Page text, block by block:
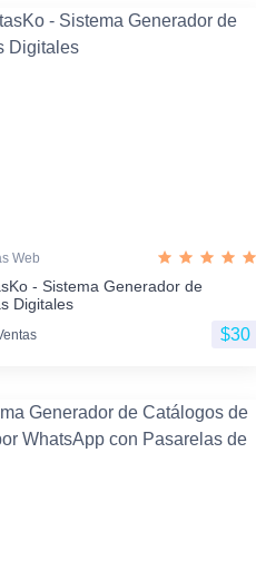
Web
- Sistema Generador de
Digitales
$30